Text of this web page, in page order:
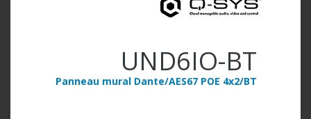
UND6IO-BT
Panneau mural Dante/AES67 POE 4x2/BT